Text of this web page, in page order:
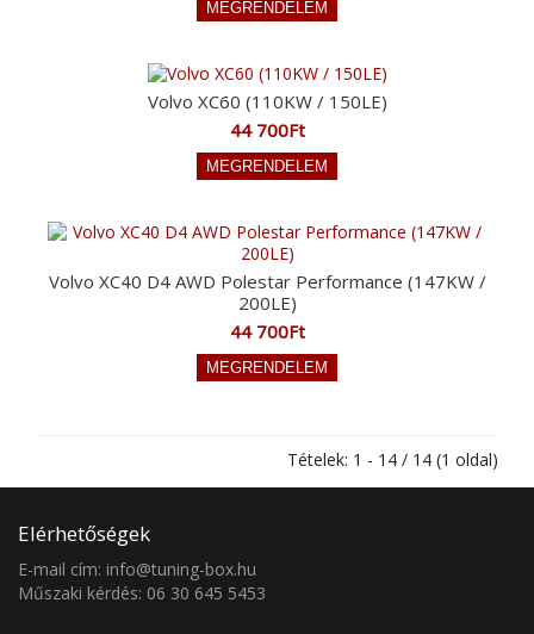
Volvo XC60 (110KW / 150LE)
44 700Ft
Volvo XC40 D4 AWD Polestar Performance (147KW /
200LE)
44 700Ft
Tételek: 1 - 14 / 14 (1 oldal)
Elérhetőségek
E-mail cím: info@tuning-box.hu
Műszaki kérdés: 06 30 645 5453